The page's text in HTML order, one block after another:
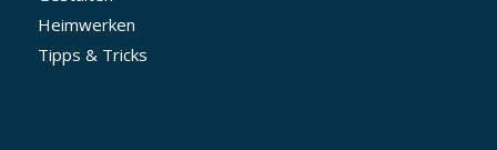
Heimwerken
Tipps & Tricks